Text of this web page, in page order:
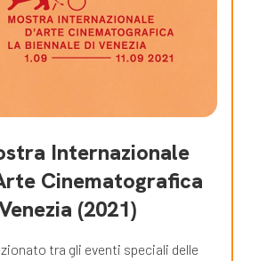
Internazionale
Cinematografica
(2021)
tra gli eventi speciali delle